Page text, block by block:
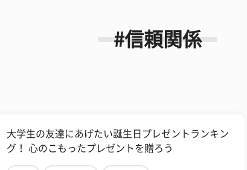
#信頼関係
大学生の友達にあげたい誕生日プレゼントランキン
グ！ 心のこもったプレゼントを贈ろう